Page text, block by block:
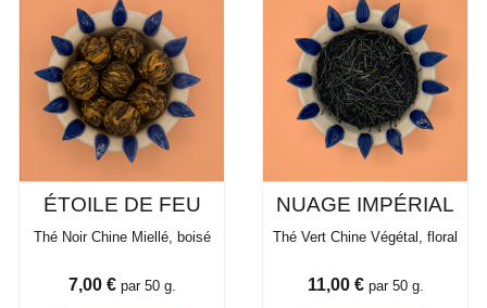
ÉTOILE DE FEU
Thé Noir Chine Miellé, boisé
Prix
7,00 € par 50 g.
NUAGE IMPÉRIAL
Thé Vert Chine Végétal, floral
Prix
11,00 € par 50 g.